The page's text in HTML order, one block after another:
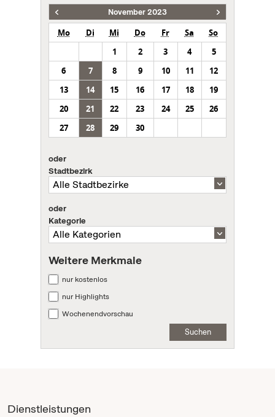
November 2023
Mo Di Mi Do Fr Sa
So
1
2 3 4
5
6
7 8 9 10 11
12
13
14 15 16 17 18
19
20
21 22 23 24 25
26
27
28 29 30
oder
Stadtbezirk
oder
Kategorie
Weitere Merkmale
nur kostenlos
nur Highlights
Wochenendvorschau
Suchen
Dienstleistungen